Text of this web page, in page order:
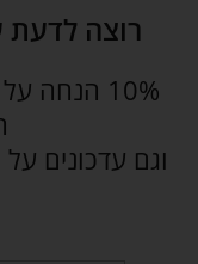
רוצה לדעת
10%
וגם עדכונים